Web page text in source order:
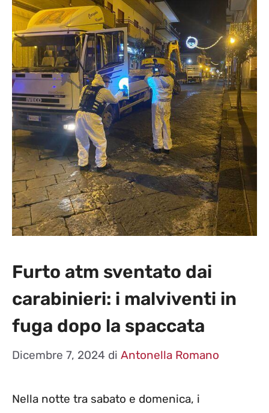
Furto atm sventato dai
carabinieri: i malviventi in
fuga dopo la spaccata
Dicembre 7, 2024 di Antonella Romano
Nella notte tra sabato e domenica, i